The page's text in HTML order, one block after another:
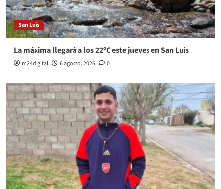
San Luis
La máxima llegará a los 22ºC este jueves en San Luis
m24digital 6 agosto, 2026 0